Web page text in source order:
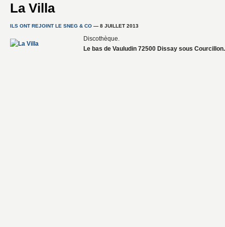
La Villa
ILS ONT REJOINT LE SNEG & CO — 8 JUILLET 2013
Discothèque.
Le bas de Vauludin 72500 Dissay sous Courcillon.